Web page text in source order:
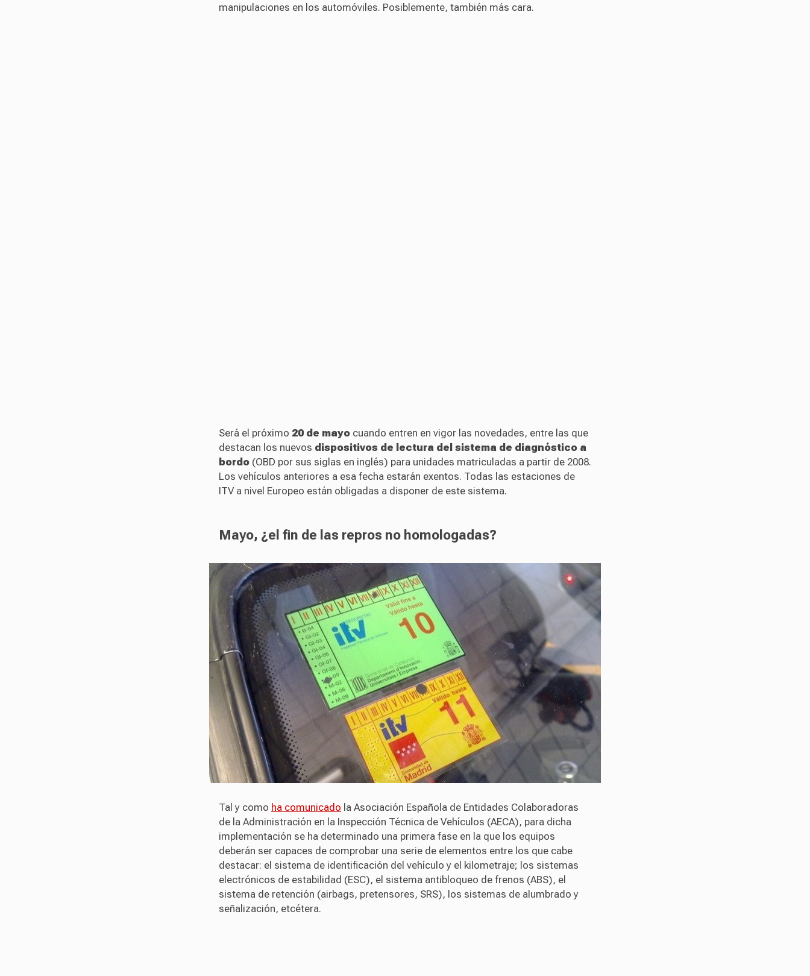
manipulaciones en los automóviles. Posiblemente, también más cara.
Será el próximo 20 de mayo cuando entren en vigor las novedades, entre las que
destacan los nuevos dispositivos de lectura del sistema de diagnóstico a
bordo (OBD por sus siglas en inglés) para unidades matriculadas a partir de 2008.
Los vehículos anteriores a esa fecha estarán exentos. Todas las estaciones de
ITV a nivel Europeo están obligadas a disponer de este sistema.
Mayo, ¿el fin de las repros no homologadas?
Tal y como ha comunicado la Asociación Española de Entidades Colaboradoras
de la Administración en la Inspección Técnica de Vehículos (AECA), para dicha
implementación se ha determinado una primera fase en la que los equipos
deberán ser capaces de comprobar una serie de elementos entre los que cabe
destacar: el sistema de identificación del vehículo y el kilometraje; los sistemas
electrónicos de estabilidad (ESC), el sistema antibloqueo de frenos (ABS), el
sistema de retención (airbags, pretensores, SRS), los sistemas de alumbrado y
señalización, etcétera.